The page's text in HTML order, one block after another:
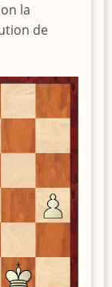
la
de